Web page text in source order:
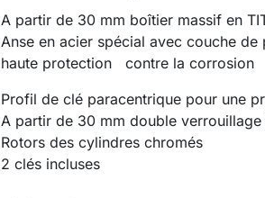
A partir de 30 mm boîtier massif en
Anse en acier spécial avec couche
haute protection contre la corrosion
Profil de clé paracentrique pour une
A partir de 30 mm double
Rotors des cylindres chromés
2 clés incluses